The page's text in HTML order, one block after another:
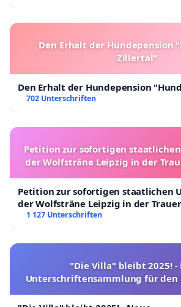
Den Erhalt der Hundepension
Zillertal"
Den Erhalt der Hundepension
702 Unterschriften
Petition zur sofortigen
der Wolfsträne Leipzig in der
Petition zur sofortigen staatlichen
der Wolfsträne Leipzig in der
1 127 Unterschriften
"Die Villa" bleibt 2025! -
Unterschriftensammlung für den